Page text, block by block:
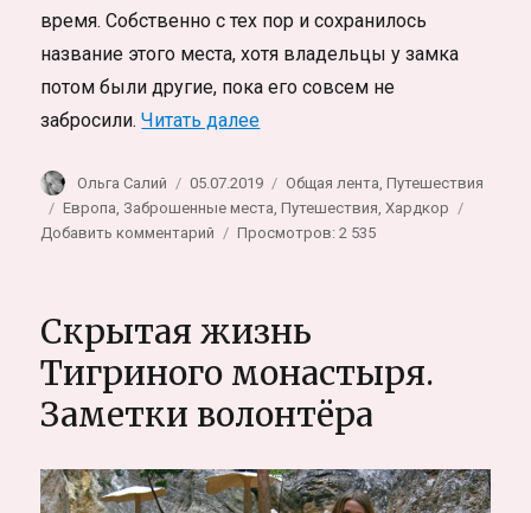
время. Собственно с тех пор и сохранилось
название этого места, хотя владельцы у замка
потом были другие, пока его совсем не
забросили.Читать далее«Заброшеный дворец
Автор
Ольга Салий Опубликовано
05.07.2019 Рубрики
Общая лента ,Путешествия
Метки
Европа Заброшенные места ,Путешествия ,Хардкор
Добавить комментарий
мусорного
Лиссабон.
Palácio
do
do
Lixo
Просмотров: 2 535
Скрытая жизнь
Тигриного монастыря.
Заметки волонтёра